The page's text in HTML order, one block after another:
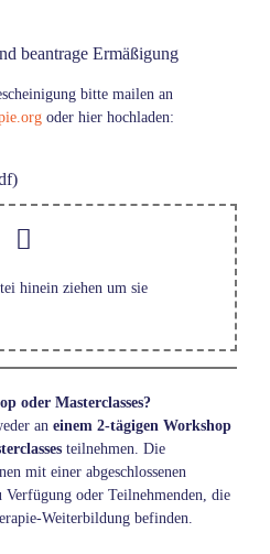
beantrage Ermäßigung
bitte mailen an
oder hier hochladen:
hinein ziehen um sie
oder Masterclasses?
an einem 2-tägigen Workshop
teilnehmen. Die
mit einer abgeschlossenen
oder Teilnehmenden, die
Weiterbildung befinden.